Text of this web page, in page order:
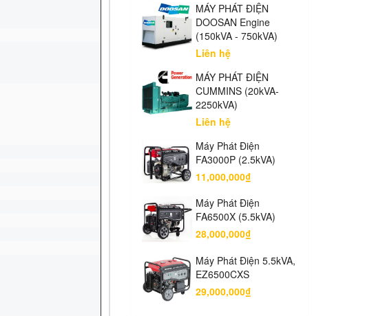
MÁY PHÁT ĐIỆN
DOOSAN Engine
(150kVA - 750kVA)
Liên hệ
MÁY PHÁT ĐIỆN
CUMMINS (20kVA-
2250kVA)
Liên hệ
Máy Phát Điện
FA3000P (2.5kVA)
11,000,000₫
Máy Phát Điện
FA6500X (5.5kVA)
28,000,000₫
Máy Phát Điện 5.5kVA,
EZ6500CXS
29,000,000₫